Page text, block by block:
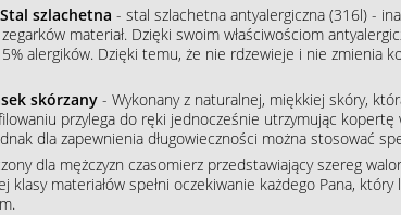
szlachetna - stal szlachetna antyalergiczna (316l) -
materiał. Dzięki swoim właściwościom
alergików. Dzięki temu, że nie rdzewieje i nie zmienia
skórzany- Wykonany z naturalnej, miękkiej skóry,
przylega do ręki jednocześnie utrzymując
dla zapewnienia długowieczności można stosować
dla mężczyzn czasomierz przedstawiający szereg
klasy materiałów spełni oczekiwanie każdego Pana,